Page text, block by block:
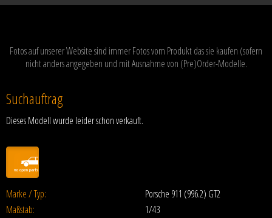
Fotos auf unserer Website sind immer Fotos vom Produkt das sie kaufen (sofern
nicht anders angegeben und mit Ausnahme von (Pre)Order-Modelle.
Suchauftrag
Dieses Modell wurde leider schon verkauft.
Marke / Typ:
Porsche 911 (996.2) GT2
Maßstab:
1/43